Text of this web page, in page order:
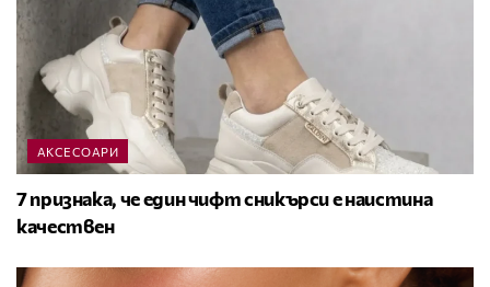
АКСЕСОАРИ
7 признака, че един чифт сникърси е наистина
качествен